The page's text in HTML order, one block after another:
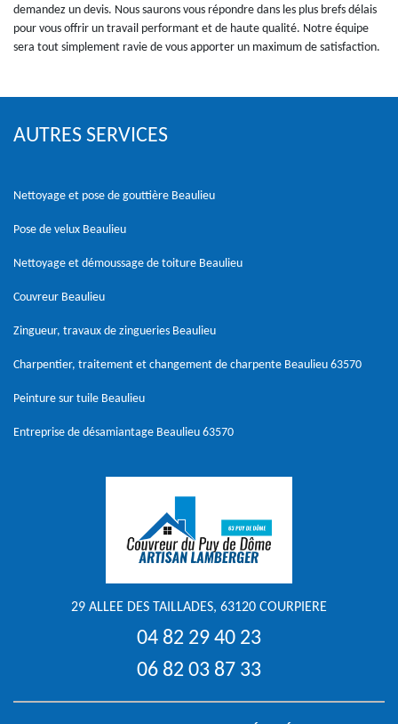
demandez un devis. Nous saurons vous répondre dans les plus brefs délais
pour vous offrir un travail performant et de haute qualité. Notre équipe
sera tout simplement ravie de vous apporter un maximum de satisfaction.
AUTRES SERVICES
Nettoyage et pose de gouttière Beaulieu
Pose de velux Beaulieu
Nettoyage et démoussage de toiture Beaulieu
Couvreur Beaulieu
Zingueur, travaux de zingueries Beaulieu
Charpentier, traitement et changement de charpente Beaulieu 63570
Peinture sur tuile Beaulieu
Entreprise de désamiantage Beaulieu 63570
29 ALLEE DES TAILLADES, 63120 COURPIERE
04 82 29 40 23
06 82 03 87 33